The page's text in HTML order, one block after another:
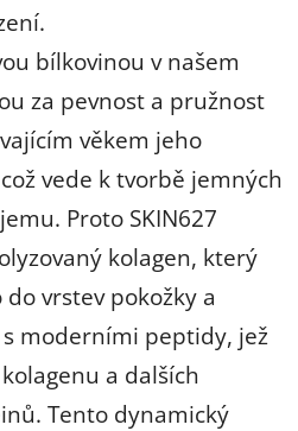
bílkovinou v našem
za pevnost a pružnost
věkem jeho
vede k tvorbě jemných
Proto SKIN627
kolagen, který
vrstev pokožky a
moderními peptidy, jež
a dalších
Tento dynamický